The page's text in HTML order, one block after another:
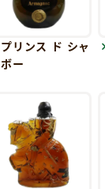
プリンス ド シャ
ボー